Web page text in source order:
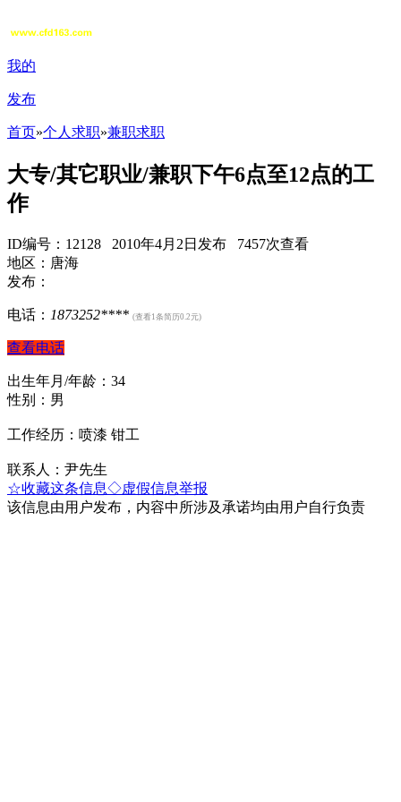
我的
发布
首页»个人求职»兼职求职
大专/其它职业/兼职下午6点至12点的工
作
ID编号：12128 2010年4月2日发布 7457次查看
地区：唐海
发布：
电话： 1873252**** (查看1条简历0.2元)
查看电话
出生年月/年龄：34
性别：男
工作经历：喷漆 钳工
联系人：尹先生
☆收藏这条信息◇虚假信息举报
该信息由用户发布，内容中所涉及承诺均由用户自行负责